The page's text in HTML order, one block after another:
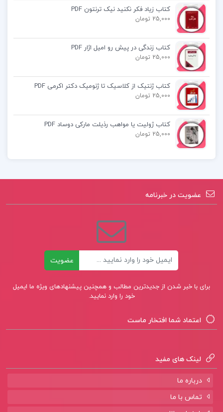
تحلیل کتاب زیست جامع مهروماه
دانلود رایگان کتاب زیست جامع مهروماه
کتاب پیشنهادی📚
کتاب پاسخ به والدین سیما فردوسی
کتاب فلسفه زیست شناسی کاوه فیض الهی
کتاب زیاد فکر نکنید نیک ترنتون PDF
25,000 تومان
کتاب زندگی در پیش رو امیل اژار PDF
25,000 تومان
کتاب ژنتیک از کلاسیک تا ژنومیک دکتر اکرمی PDF
25,000 تومان
کتاب ژولیت یا مواهب رذیلت مارکی دوساد PDF
25,000 تومان
عضویت در خبرنامه
عضویت
برای با خبر شدن از جدیدترین مطالب و همچنین پیشنهادهای ویژه ما ایمیل
خود را وارد نمایید.
اعتماد شما افتخار ماست
لینک های مفید
درباره ما
تماس با ما